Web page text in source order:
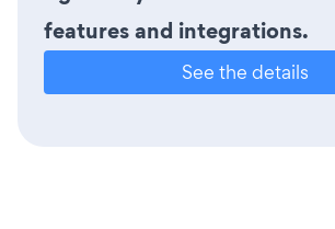
features and integrations.
See the details